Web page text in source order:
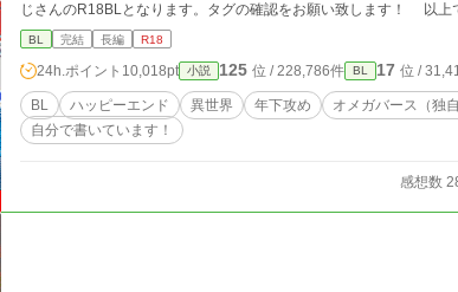
じさんのR18BLとなります。タグの確認をお願い致します！ 以上で完結となります。長い間お読みいただきありがとうございま
す。 何かの機会があれば番外編の追加など考えております(*'ω'*) そ
BL 完結 長編 R18
24h.ポイント 10,018pt 小説 125 位 / 228,786件 BL 17 位 /
BL ハッピーエンド 異世界 年下攻め オメガバース（独
自分で書いています！
感想数